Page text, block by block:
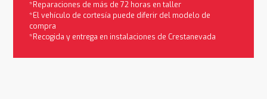
*Reparaciones de más de 72 horas en taller
*El vehículo de cortesía puede diferir del modelo de
compra
*Recogida y entrega en instalaciones de Crestanevada